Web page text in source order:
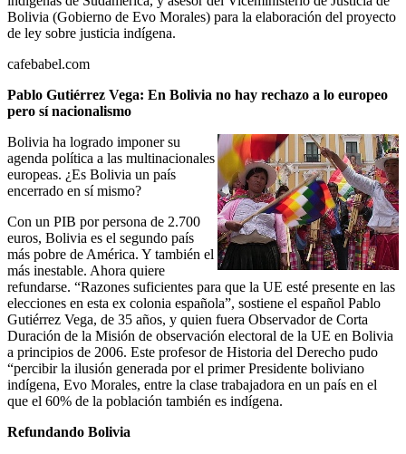
Bolivia (Gobierno de Evo Morales) para la elaboración del proyecto
de ley sobre justicia indígena.
cafebabel.com
Pablo Gutiérrez Vega: En Bolivia no hay rechazo a lo europeo
pero sí nacionalismo
Bolivia ha logrado imponer su
agenda política a las multinacionales
europeas. ¿Es Bolivia un país
encerrado en sí mismo?
Con un PIB por persona de 2.700
euros, Bolivia es el segundo país
más pobre de América. Y también el
más inestable. Ahora quiere
refundarse. “Razones suficientes para que la UE esté presente en las
elecciones en esta ex colonia española”, sostiene el español Pablo
Gutiérrez Vega, de 35 años, y quien fuera Observador de Corta
Duración de la Misión de observación electoral de la UE en Bolivia
a principios de 2006. Este profesor de Historia del Derecho pudo
“percibir la ilusión generada por el primer Presidente boliviano
indígena, Evo Morales, entre la clase trabajadora en un país en el
que el 60% de la población también es indígena.
Refundando Bolivia